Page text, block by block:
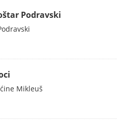
Podravski
Mikleuš